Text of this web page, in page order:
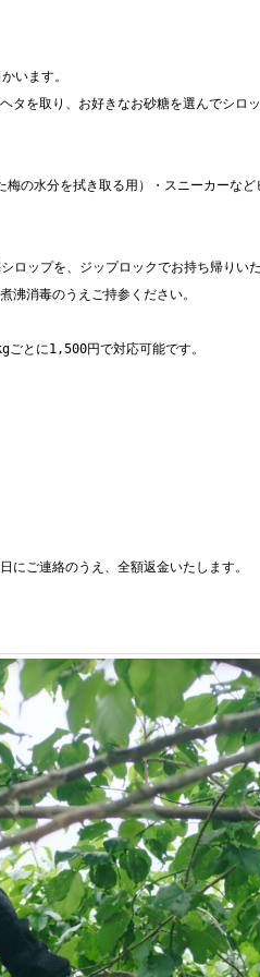
います。
タを取り、お好きなお砂糖を選んでシロッ
の水分を拭き取る用）・スニーカーな
ロップを、ジップロックでお持ち帰りいた
沸消毒のうえご持参ください。
ごとに1,500円で対応可能です。
ご連絡のうえ、全額返金いたします。